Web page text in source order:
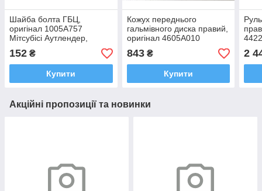
Шайба болта ГБЦ,
оригінал 1005A757
Мітсубісі Аутлендер,
Лансер Х, АСХ 2006-2024
152 ₴
Купити
Кожух переднього
гальмівного диска правий,
оригінал 4605A010
Мітсубісі Лансер,
Аутлендер, АСХ 2006-
2024
843₴
Купити
2
Акційні пропозиції та новинки